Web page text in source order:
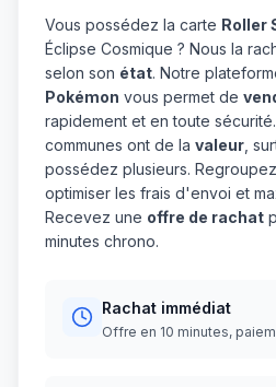
Vous possédez la carte Roller
Éclipse Cosmique ? Nous la
selon son état. Notre
Pokémon vous permet de
rapidement et en toute
communes ont de la valeur ,
possédez plusieurs.
optimiser les frais d'envoi et
Recevez une offre de rachat
minutes chrono.
Rachat immédiat
Offre en 10 minutes,